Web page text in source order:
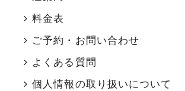
料金表
ご予約・お問い合わせ
よくある質問
個人情報の取り扱いについて